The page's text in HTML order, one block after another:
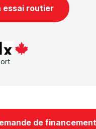
essai routier
de financement